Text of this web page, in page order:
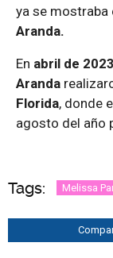
ya se mostraba
Aranda.
En abril de
Aranda
Florida, donde
agosto del año
Tags: Melissa